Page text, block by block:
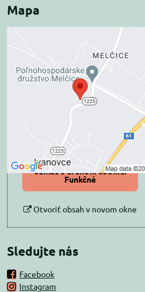
Mapa
Externý obsah je
blokovaný Voľbami
súkromia
Prajete si načítať externý obsah?
Povoliť tentokrát
Povoliť a zapamätať -
súhlas s druhom cookie:
Funkčné
Otvoriť obsah v novom okne
Sledujte nás
Facebook
Instagram